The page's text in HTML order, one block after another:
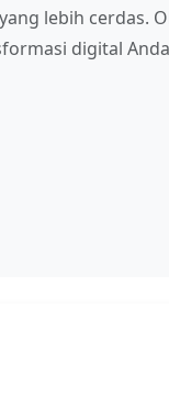
lebih cerdas.
digital